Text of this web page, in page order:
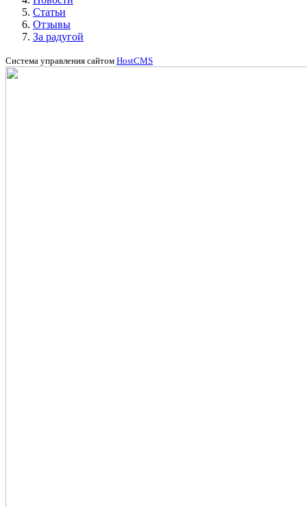
Статьи
Отзывы
За радугой
Система управления сайтом HostCMS